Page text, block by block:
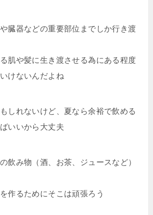
臓器などの重要部位までしか行き渡
肌や髪に生き渡させる為にある程度
けないんだよね
しれないけど、夏なら余裕で飲める
いいから大丈夫
飲み物（酒、お茶、ジュースなど）
作るためにそこは頑張ろう